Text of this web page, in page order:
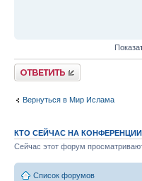
Ответить
Вернуться в Мир Ислама
КТО СЕЙЧАС НА КОНФЕРЕНЦИИ
Сейчас этот форум
Список форумов